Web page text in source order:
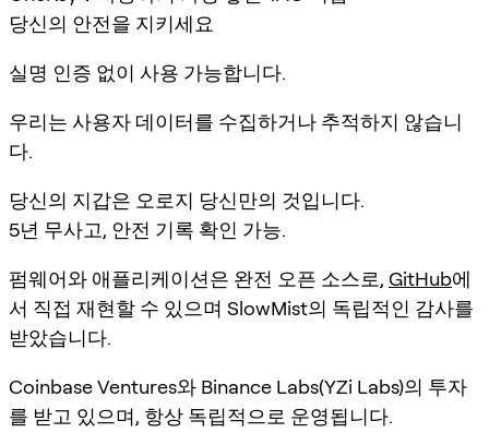
당신의 안전을 지키세요
실명 인증 없이 사용 가능합니다.
우리는 사용자 데이터를 수집하거나 추적하지 않습니
다.
당신의 지갑은 오로지 당신만의 것입니다.
5년 무사고, 안전 기록 확인 가능.
펌웨어와 애플리케이션은 완전 오픈 소스로, GitHub에
서 직접 재현할 수 있으며 SlowMist의 독립적인 감사를
받았습니다.
Coinbase Ventures와 Binance Labs(YZi Labs)의 투자
를 받고 있으며, 항상 독립적으로 운영됩니다.